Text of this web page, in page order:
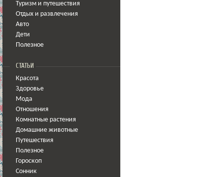
Туризм и путешествия
Отдых и развлечения
Авто
Дети
Полезное
СТАТЬИ
Красота
Здоровье
Мода
Отношения
Комнатные растения
Домашние животные
Путешествия
Полезное
Гороскоп
Сонник